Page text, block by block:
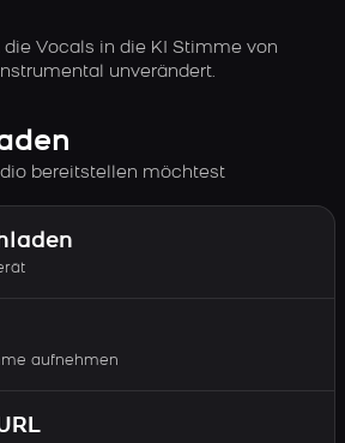
die Vocals in die KI Stimme von
unverändert.
bereitstellen möchtest
aufnehmen